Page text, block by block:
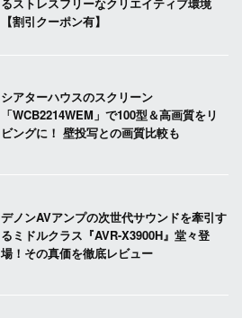
【割引クーポン有】
シアターハウスのスクリーン
「WCB2214WEM」で100型＆高画質をリ
ビングに！ 壁投写との画質比較も
デノンAVアンプの次世代サウンドを牽引す
るミドルクラス『AVR-X3900H』堂々登
場！その真価を徹底レビュー